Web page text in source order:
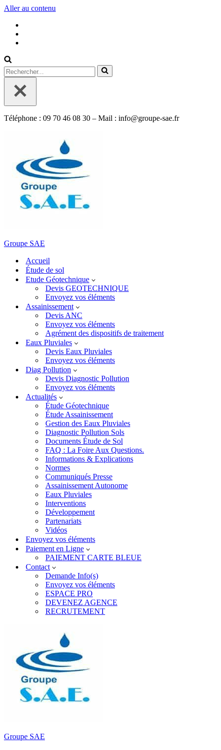
Aller au contenu
Rechercher...
Téléphone : 09 70 46 08 30 – Mail : info@groupe-sae.fr
Groupe SAE
Accueil
Étude de sol
Etude Géotechnique
Devis GEOTECHNIQUE
Envoyez vos éléments
Assainissement
Devis ANC
Envoyez vos éléments
Agrément des dispositifs de traitement
Eaux Pluviales
Devis Eaux Pluviales
Envoyez vos éléments
Diag Pollution
Devis Diagnostic Pollution
Envoyez vos éléments
Actualités
Étude Géotechnique
Étude Assainissement
Gestion des Eaux Pluviales
Diagnostic Pollution Sols
Documents Étude de Sol
FAQ : La Foire Aux Questions.
Informations & Explications
Normes
Communiqués Presse
Assainissement Autonome
Eaux Pluviales
Interventions
Développement
Partenariats
Vidéos
Envoyez vos éléments
Paiement en Ligne
PAIEMENT CARTE BLEUE
Contact
Demande Info(s)
Envoyez vos éléments
ESPACE PRO
DEVENEZ AGENCE
RECRUTEMENT
Groupe SAE